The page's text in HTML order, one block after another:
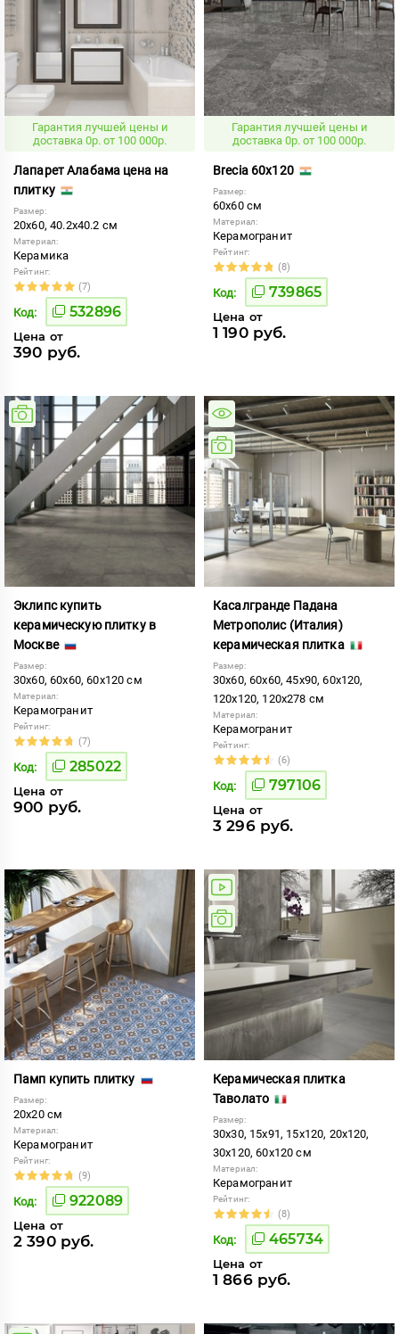
Гарантия лучшей цены и
доставка 0р. от 100 000р.
Лапарет Алабама цена на
плитку
Размер:
20x60, 40.2x40.2 см
Материал:
Керамика
Рейтинг:
(7)
Код: 532896
Цена от
390 руб.
Гарантия лучшей цены и
доставка 0р. от 100 000р.
Brecia 60x120
Размер:
60x60 см
Материал:
Керамогранит
Рейтинг:
(8)
Код: 739865
Цена от
1 190 руб.
Эклипс купить
керамическую плитку в
Москве
Размер:
30x60, 60x60, 60x120 см
Материал:
Керамогранит
Рейтинг:
(7)
Код: 285022
Цена от
900 руб.
Касалгранде Падана
Метрополис (Италия)
керамическая плитка
Размер:
30x60, 60x60, 45x90, 60x120,
120x120, 120x278 см
Материал:
Керамогранит
Рейтинг:
(6)
Код: 797106
Цена от
3 296 руб.
Памп купить плитку
Размер:
20x20 см
Материал:
Керамогранит
Рейтинг:
(9)
Код: 922089
Цена от
2 390 руб.
Керамическая плитка
Таволато
Размер:
30x30, 15x91, 15x120, 20x120,
30x120, 60x120 см
Материал:
Керамогранит
Рейтинг:
(8)
Код: 465734
Цена от
1 866 руб.